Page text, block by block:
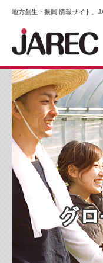
地方創生・振興 情報サイト。